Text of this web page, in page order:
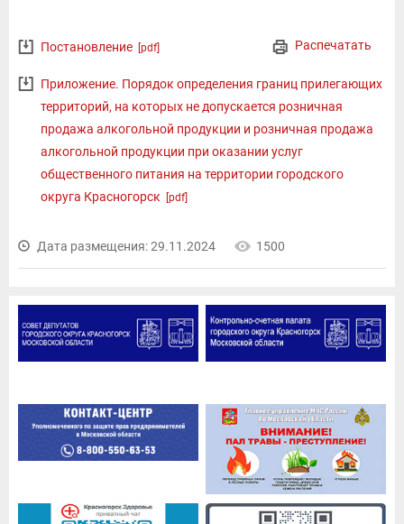
Распечатать
Постановление [pdf]
Приложение. Порядок определения границ прилегающих
территорий, на которых не допускается розничная
продажа алкогольной продукции и розничная продажа
алкогольной продукции при оказании услуг
общественного питания на территории городского
округа Красногорск
[pdf]
Дата размещения: 29.11.2024 1500